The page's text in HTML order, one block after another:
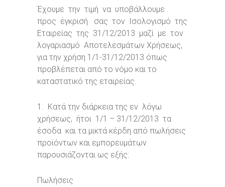
Έχουμε την τιμή να υποβάλλουμε
προς έγκρισή σας τον Ισολογισμό της
Εταιρείας της 31/12/2013 μαζί με τον
λογαριασμό Αποτελεσμάτων Χρήσεως,
για την χρήση 1/1-31/12/2013 όπως
προβλέπεται από το νόμο και το
καταστατικό της εταιρείας.
1. Κατά την διάρκεια της εν λόγω
χρήσεως, ήτοι 1/1 – 31/12/2013 τα
έσοδα και τα μικτά κέρδη από πωλήσεις
προϊόντων και εμπορευμάτων
παρουσιάζονται ως εξής:
Πωλήσεις